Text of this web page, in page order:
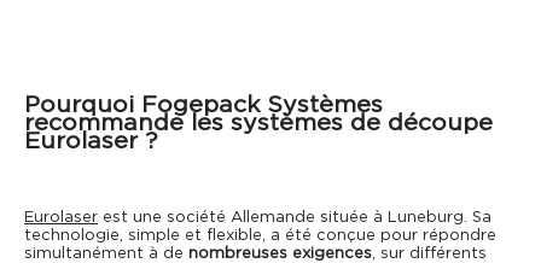
Fraisage
Jet d’eau
Logiciels
Logiciel de CAO Impact
Logiciel Optiscout
Développement
Virtual Rubber
SAV
Occasions
Pourquoi Fogepack Systèmes
recommande les systèmes de découpe
Eurolaser ?
Eurolaser est une société Allemande située à Luneburg. Sa
technologie, simple et flexible, a été conçue pour répondre
simultanément à de nombreuses exigences , sur différents